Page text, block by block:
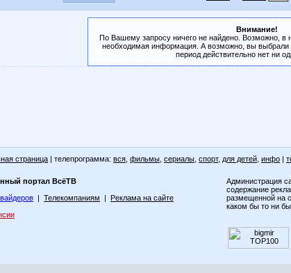
Внимание!
По Вашему запросу ничего не найдено. Возможно, в
необходимая информация. А возможно, вы выбрали
период действительно нет ни
страница | телепрограмма: вся фильмы сериалы спорт, для детей инфо |
портал ВсёТВ
| Телекомпаниям | Реклама на сайте
Администрация
содержание
размещенной на
каком бы то ни